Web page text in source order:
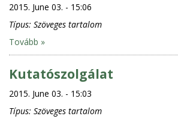
2015. June 03. - 15:06
Típus: Szöveges tartalom
Tovább »
Kutatószolgálat
2015. June 03. - 15:03
Típus: Szöveges tartalom